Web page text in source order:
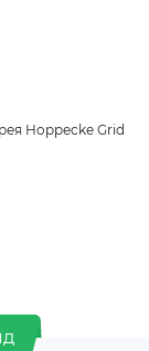
Hoppecke Grid